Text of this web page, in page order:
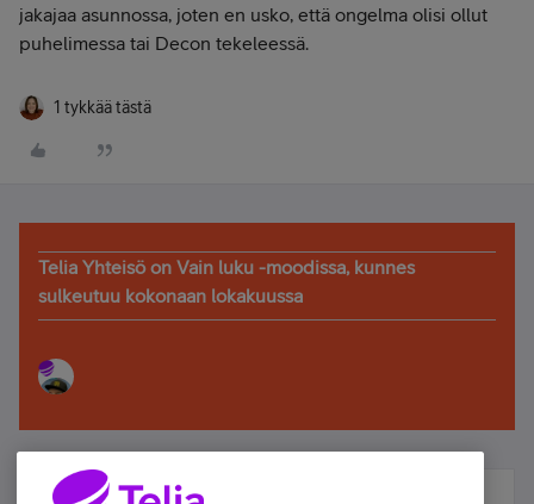
jakajaa asunnossa, joten en usko, että ongelma olisi ollut
puhelimessa tai Decon tekeleessä.
1 tykkää tästä
Telia Yhteisö on Vain luku -moodissa, kunnes
sulkeutuu kokonaan lokakuussa